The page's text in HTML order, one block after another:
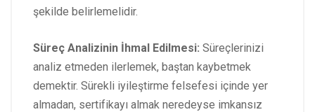
şekilde belirlemelidir.
Süreç Analizinin İhmal Edilmesi: Süreçlerinizi
analiz etmeden ilerlemek, baştan kaybetmek
demektir. Sürekli iyileştirme felsefesi içinde yer
almadan, sertifikayı almak neredeyse imkansız